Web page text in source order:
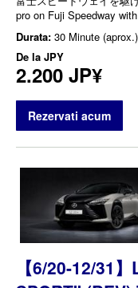
pro on Fuji Speedway
Durata: 30 Minute (aprox.)
De la JPY
2.200 JP¥
Rezervati acum
【6/20-12/31